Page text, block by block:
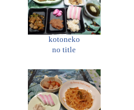
kotoneko
no title